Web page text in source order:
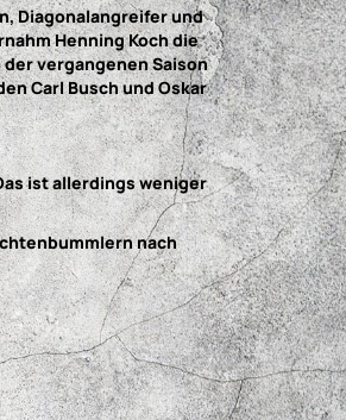
Diagonalangreifer und
Henning Koch die
vergangenen Saison
Carl Busch und Oskar
ist allerdings weniger
nach